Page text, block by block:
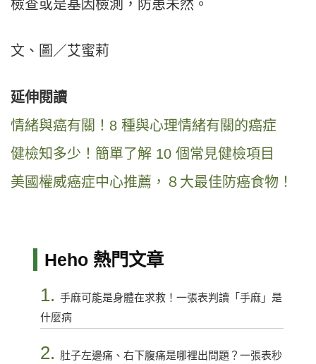
檢查或是基因檢測，防患未然。
文、圖／艾蜜莉
延伸閱讀
情緒與癌有關！8 種與心理情緒有關的癌症
健檢知多少！簡單了解 10 個常見健檢項目
美國權威癌症中心推薦，８大最佳防癌食物！
Heho 熱門文章
1. 手麻可能是身體在求救！一張表判讀「手麻」是
什麼病
2. 肚子左邊痛、右下腹痛是哪裡出問題？一張表秒